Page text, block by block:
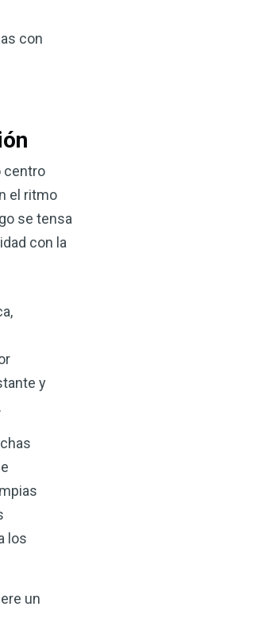
con
centro
el ritmo
se tensa
con la
y
.
los
un